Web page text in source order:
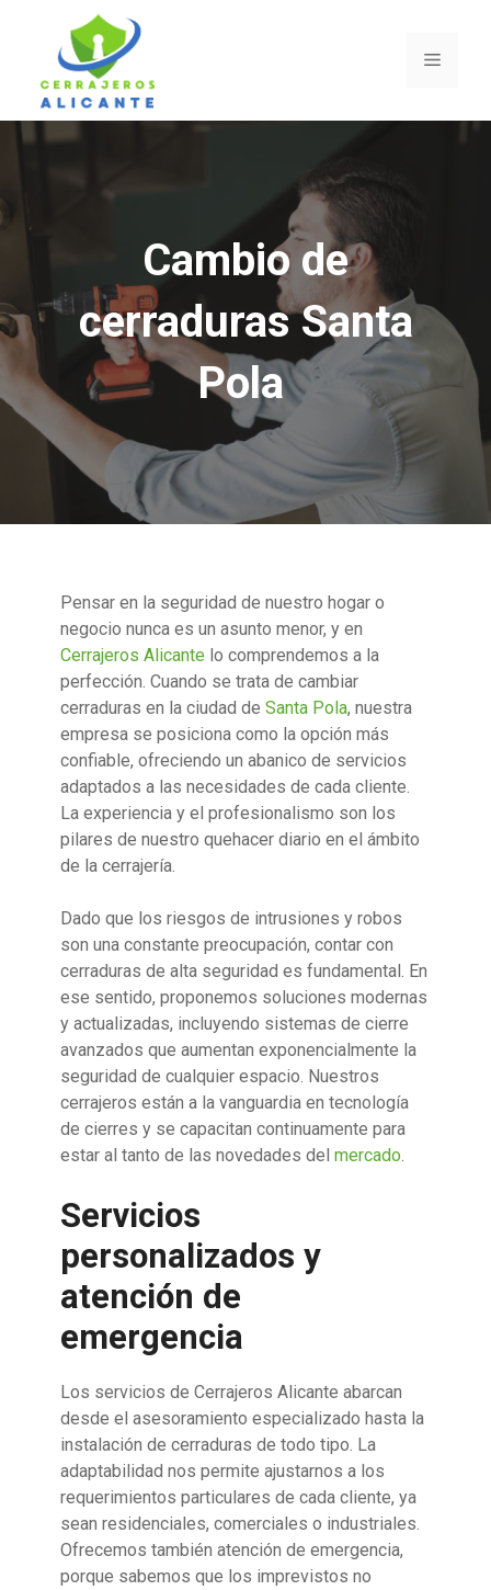
contenido
Menú
Cambio de
cerraduras Santa
Pola
Pensar en la seguridad de nuestro hogar o
negocio nunca es un asunto menor, y en
Cerrajeros Alicante lo comprendemos a la
perfección. Cuando se trata de cambiar
cerraduras en la ciudad de Santa Pola, nuestra
empresa se posiciona como la opción más
confiable, ofreciendo un abanico de servicios
adaptados a las necesidades de cada cliente.
La experiencia y el profesionalismo son los
pilares de nuestro quehacer diario en el ámbito
de la cerrajería.
Dado que los riesgos de intrusiones y robos
son una constante preocupación, contar con
cerraduras de alta seguridad es fundamental. En
ese sentido, proponemos soluciones modernas
y actualizadas, incluyendo sistemas de cierre
avanzados que aumentan exponencialmente la
seguridad de cualquier espacio. Nuestros
cerrajeros están a la vanguardia en tecnología
de cierres y se capacitan continuamente para
estar al tanto de las novedades del mercado
Servicios
personalizados y
atención de
emergencia
Los servicios de Cerrajeros Alicante abarcan
desde el asesoramiento especializado hasta la
instalación de cerraduras de todo tipo. La
adaptabilidad nos permite ajustarnos a los
requerimientos particulares de cada cliente, ya
sean residenciales, comerciales o industriales.
Ofrecemos también atención de emergencia,
porque sabemos que los imprevistos no